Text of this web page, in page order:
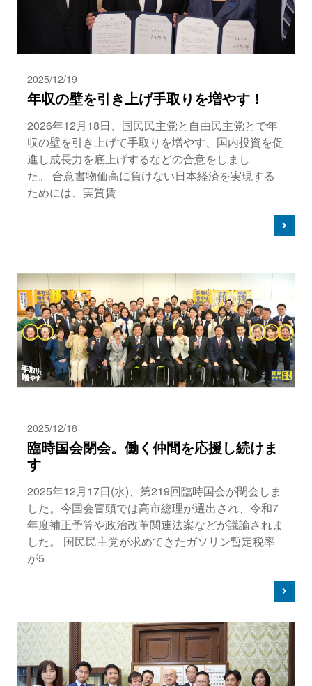
2025/12/19
年収の壁を引き上げ手取りを増やす！
2026年12月18日、国民民主党と自由民主党とで年
収の壁を引き上げて手取りを増やす、国内投資を促
進し成長力を底上げするなどの合意をしまし
た。 合意書物価高に負けない日本経済を実現する
ためには、実質賃
2025/12/18
臨時国会閉会。働く仲間を応援し続けま
す
2025年12月17日(水)、第219回臨時国会が閉会しま
した。今国会冒頭では高市総理が選出され、令和7
年度補正予算や政治改革関連法案などが議論されま
した。 国民民主党が求めてきたガソリン暫定税率
が5